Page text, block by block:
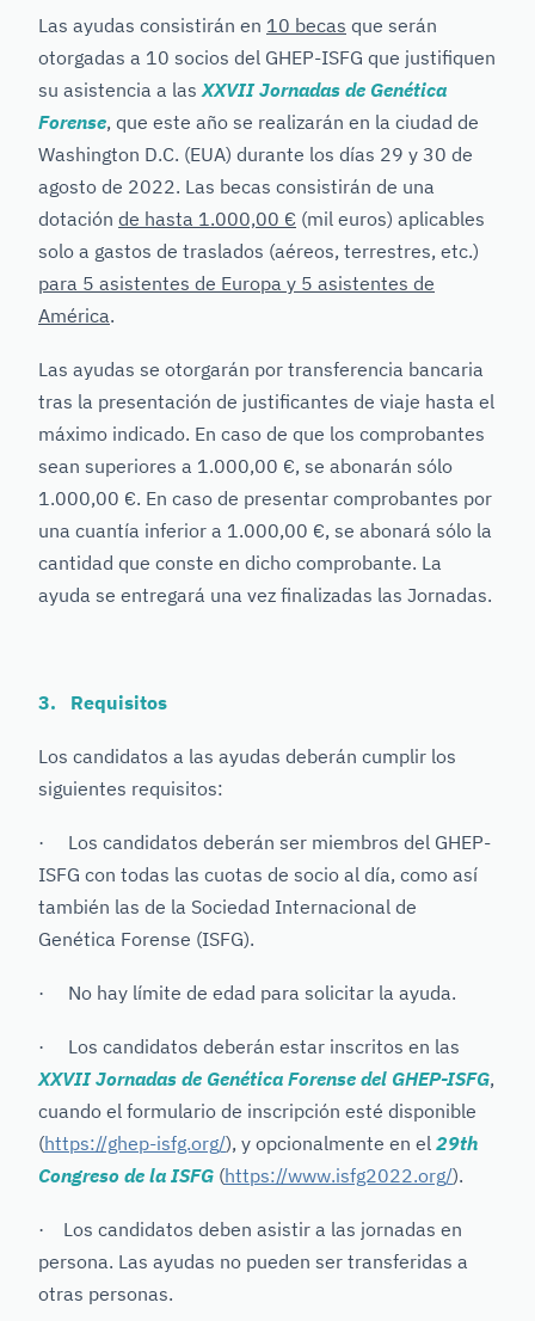
Las ayudas consistirán en 10 becas que serán
otorgadas a 10 socios del GHEP-ISFG que justifiquen
su asistencia a lasXXVII Jornadas de Genética
Forense, que este año se realizarán en la ciudad de
Washington D.C. (EUA) durante los días 29 y 30 de
agosto de 2022. Las becas consistirán de una
dotación de hasta 1.000,00 € (mil euros) aplicables
solo a gastos de traslados (aéreos, terrestres, etc.)
para 5 asistentes de Europa y 5 asistentes de
América.
Las ayudas se otorgarán por transferencia bancaria
tras la presentación de justificantes de viaje hasta el
máximo indicado. En caso de que los comprobantes
sean superiores a 1.000,00 €, se abonarán sólo
1.000,00 €. En caso de presentar comprobantes por
una cuantía inferior a 1.000,00 €, se abonará sólo la
cantidad que conste en dicho comprobante. La
ayuda se entregará una vez finalizadas las Jornadas.
3. Requisitos
Los candidatos a las ayudas deberán cumplir los
siguientes requisitos:
· Los candidatos deberán ser miembros del GHEP-
ISFG con todas las cuotas de socio al día, como así
también las de la Sociedad Internacional de
Genética Forense (ISFG).
· No hay límite de edad para solicitar la ayuda.
· Los candidatos deberán estar inscritos en las
XXVII Jornadas de Genética Forense del GHEP-ISFG,
cuando el formulario de inscripción esté disponible
(https://ghep-isfg.org/), y opcionalmente en el 29th
Congreso de la ISFG (https://www.isfg2022.org/).
· Los candidatos deben asistir a las jornadas en
persona. Las ayudas no pueden ser transferidas a
otras personas.